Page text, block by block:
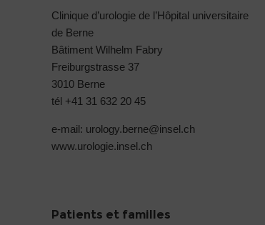
Clinique d’urologie de l’Hôpital universitaire
de Berne
Bâtiment Wilhelm Fabry
Freiburgstrasse 37
3010 Berne
tél +41 31 632 20 45
e-mail: urology.berne@insel.ch
www.urologie.insel.ch
Patients et familles